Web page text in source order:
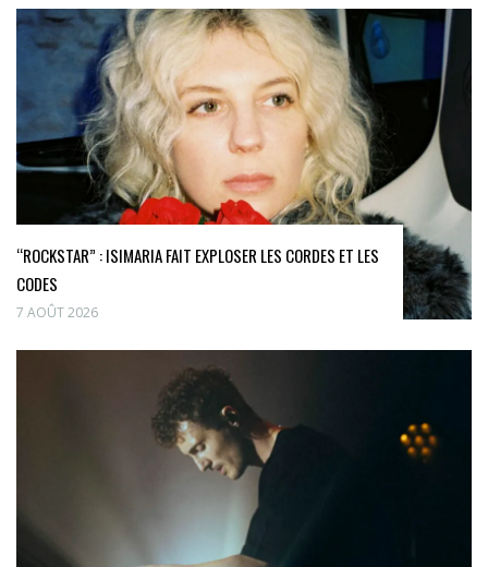
“ROCKSTAR” : ISIMARIA FAIT EXPLOSER LES CORDES ET LES
CODES
7 AOÛT 2026